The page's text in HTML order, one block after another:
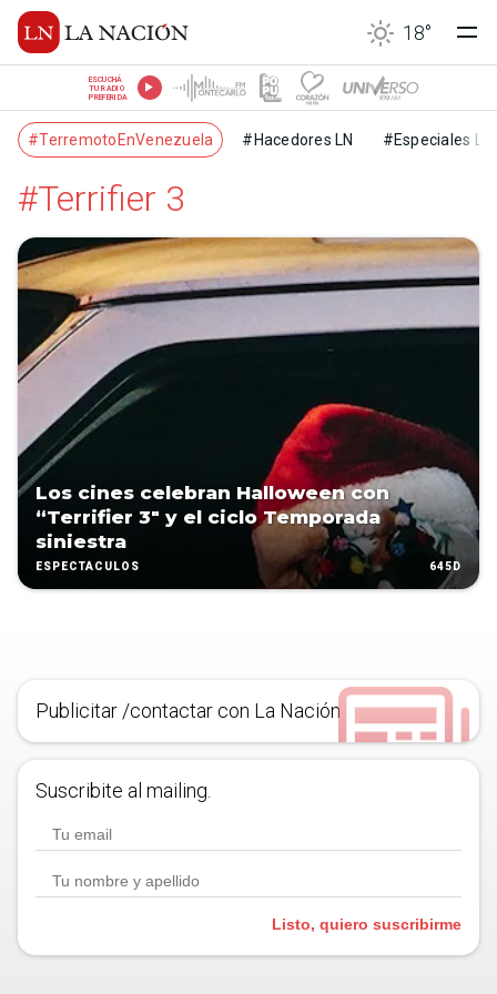
18°
ESCUCHÁ
TU RADIO
PREFERIDA
#TerremotoEnVenezuela #Hacedores LN #Especiales LN
#Terrifier 3
Los cines celebran Halloween con
“Terrifier 3″ y el ciclo Temporada
siniestra
ESPECTÁCULOS 645D
Publicitar /contactar con La Nación
Suscribite al mailing.
Listo, quiero suscribirme